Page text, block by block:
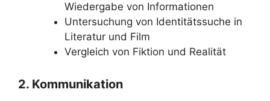
Wiedergabe von Informationen
Untersuchung von Identitätssuche in
Literatur und Film
Vergleich von Fiktion und Realität
2. Kommunikation